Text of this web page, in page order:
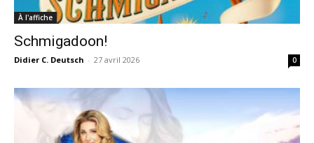
À l'affiche
Schmigadoon!
Didier C. Deutsch - 27 avril 2026 0